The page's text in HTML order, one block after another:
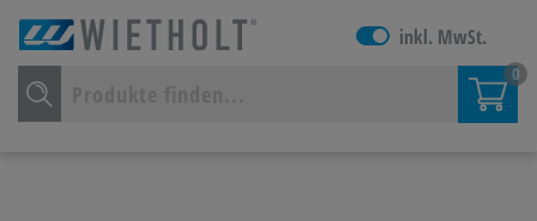
inkl. MwSt.
0